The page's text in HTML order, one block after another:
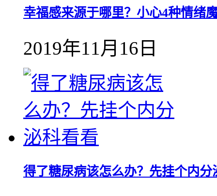
幸福感来源于哪里？小心4种情绪
2019年11月16日
得了糖尿病该怎么办？先挂个内分